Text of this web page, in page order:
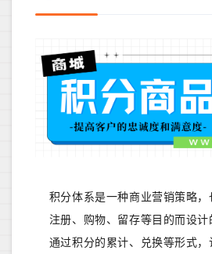
积分体系是一种商业营销策略，
注册、购物、留存等目的而设计
通过积分的累计、兑换等形式